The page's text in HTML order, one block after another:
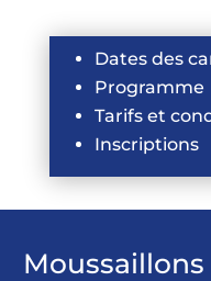
Dates des
Programme
Tarifs et
Inscriptions